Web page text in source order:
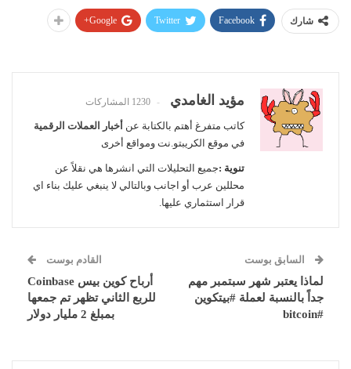
شارك Facebook
Twitter
Google+
مؤيد الغامدي 1230 المشاركات
كاتب متفرغ أهتم بالكتابة عن أخبار العملات الرقمية
في موقع الكريبتو.نت ومواقع أخرى
تنوية :جميع التحليلات التي انشرها هي نقلاً عن
محللين عرب أو اجانب وبالتالي لا ينبغي عليك بناء اي
قرار استثماري عليها.
السابق بوست
لماذا يعتبر شهر سبتمبر مهم
جداً بالنسبة لعملة #بيتكوين
#bitcoin
القادم بوست
أرباح كوين بيس Coinbase
للربع الثاني تظهر تم جمعها
بمبلغ 2 مليار دولار